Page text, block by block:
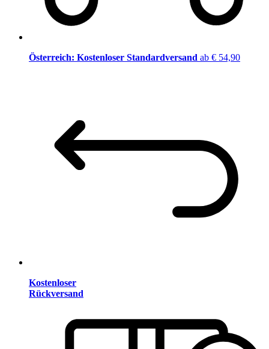
Österreich: Kostenloser Standardversand ab € 54,90
Kostenloser
Rückversand